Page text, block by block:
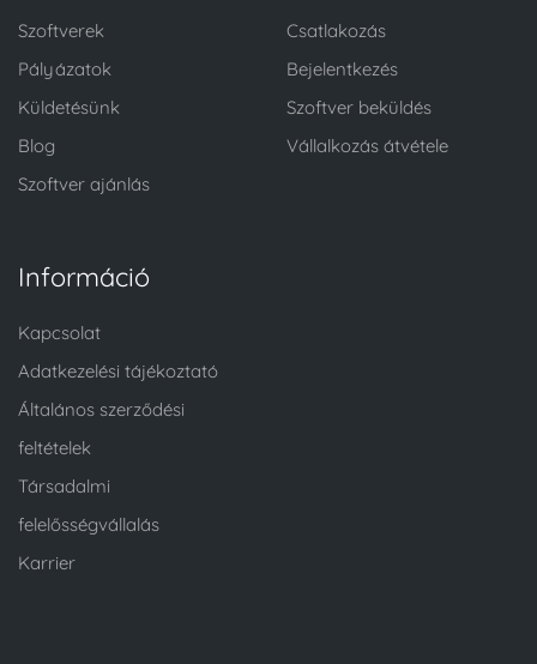
Szoftverek
Pályázatok
Küldetésünk
Blog
Szoftver ajánlás
Csatlakozás
Bejelentkezés
Szoftver beküldés
Vállalkozás átvétele
Információ
Kapcsolat
Adatkezelési tájékoztató
Általános szerződési
feltételek
Társadalmi
felelősségvállalás
Karrier